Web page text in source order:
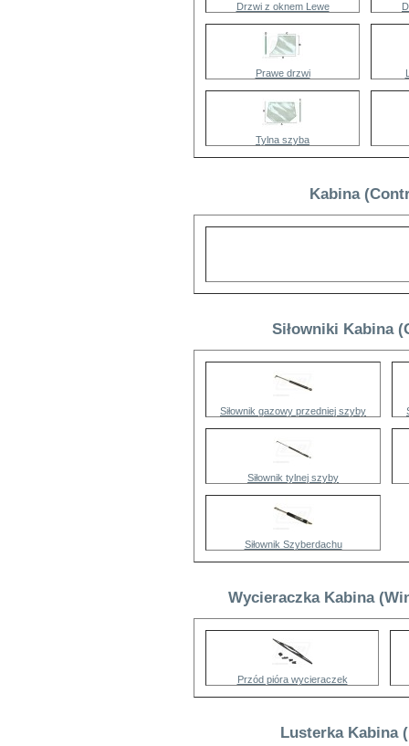
Drzwi z oknem Lewe
Prawe drzwi
Tylna szyba
Kabina
Siłowniki Kabina
Siłownik gazowy przedniej szyby
Siłownik tylnej szyby
Siłownik Szyberdachu
Wycieraczka Kabina
Przód pióra wycieraczek
Lusterka Kabina